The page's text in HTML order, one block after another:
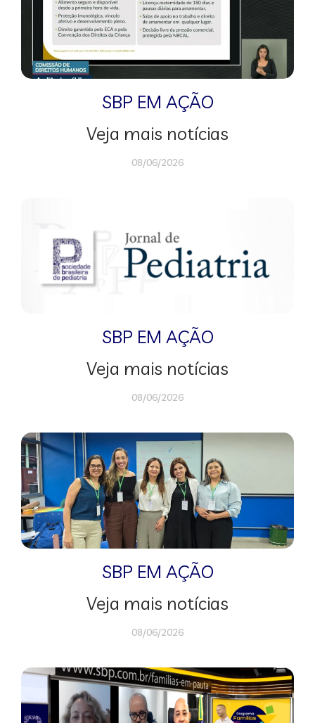
SBP EM AÇÃO
Veja mais notícias
08/06/2026
SBP EM AÇÃO
Veja mais notícias
08/06/2026
SBP EM AÇÃO
Veja mais notícias
08/06/2026